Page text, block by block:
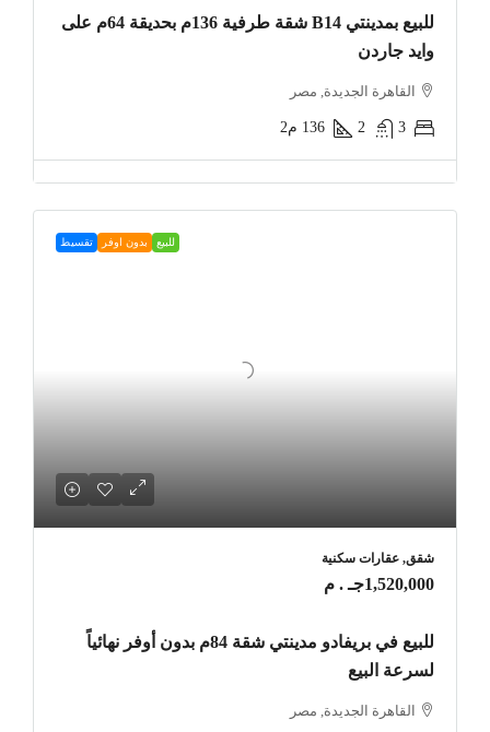
للبيع بمدينتي B14 شقة طرفية 136م بحديقة 64م على
وايد جاردن
القاهرة الجديدة, مصر
3
2
136 م2
للبيع بدون اوفر تقسيط
شقق, عقارات سكنية
1,520,000جـ . م
للبيع في بريفادو مدينتي شقة 84م بدون أوفر نهائياً
لسرعة البيع
القاهرة الجديدة, مصر